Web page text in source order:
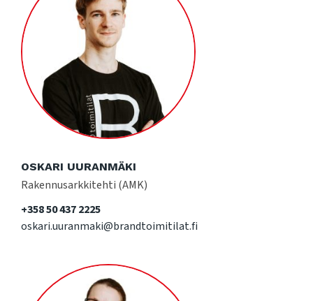
OSKARI UURANMÄKI
Rakennusarkkitehti (AMK)
+358 50 437 2225
oskari.uuranmaki@brandtoimitilat.fi